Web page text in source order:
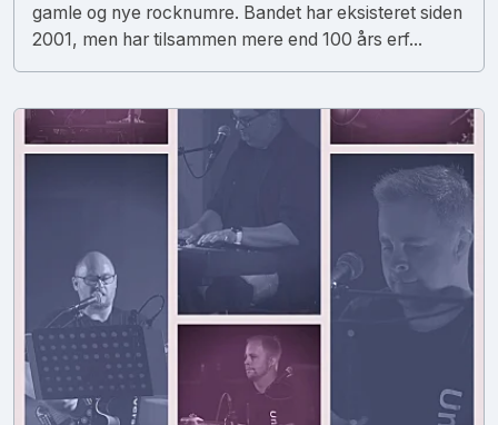
gamle og nye rocknumre. Bandet har eksisteret siden
2001, men har tilsammen mere end 100 års erf...